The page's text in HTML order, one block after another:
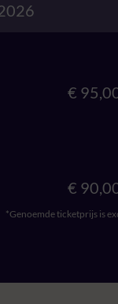
€
€
*Genoemde ticketprijs is